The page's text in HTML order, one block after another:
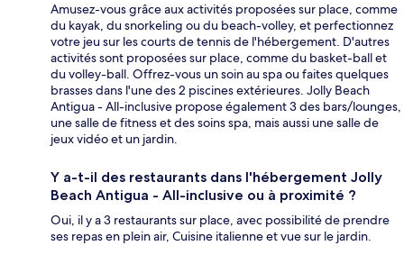
Amusez-vous grâce aux activités proposées sur place, comme
du kayak, du snorkeling ou du beach-volley, et perfectionnez
votre jeu sur les courts de tennis de l'hébergement. D'autres
activités sont proposées sur place, comme du basket-ball et
du volley-ball. Offrez-vous un soin au spa ou faites quelques
brasses dans l'une des 2 piscines extérieures. Jolly Beach
Antigua - All-inclusive propose également 3 des bars/lounges,
une salle de fitness et des soins spa, mais aussi une salle de
jeux vidéo et un jardin.
Y a-t-il des restaurants dans l'hébergement Jolly
Beach Antigua - All-inclusive ou à proximité ?
Oui, il y a 3 restaurants sur place, avec possibilité de prendre
ses repas en plein air, Cuisine italienne et vue sur le jardin.